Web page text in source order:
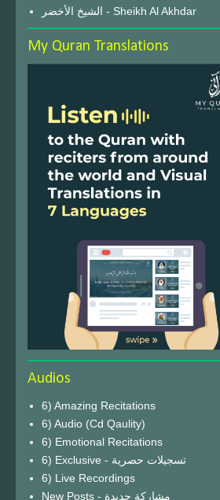
الشيخ الأخضر - Sheikh Al Akhdar
My Quran Translations
Audios
6) Amazing Recitations
6) Audio (Cd Qaulity)
6) Emotional Recitations
6) Exclusive - تسجيلات حصرية
6) Live Recordings
New Posts - مشاركة جديدة